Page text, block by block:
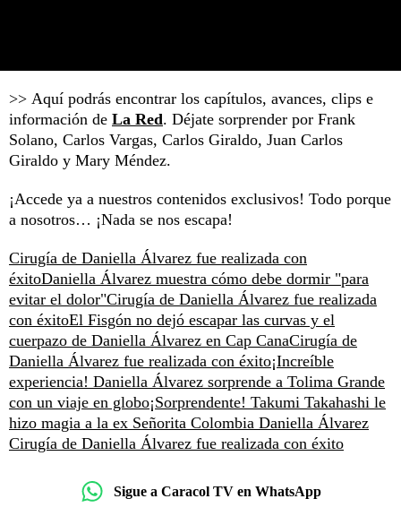
>> Aquí podrás encontrar los capítulos, avances, clips e
información de La Red. Déjate sorprender por Frank
Solano, Carlos Vargas, Carlos Giraldo, Juan Carlos
Giraldo y Mary Méndez.
¡Accede ya a nuestros contenidos exclusivos! Todo porque
a nosotros… ¡Nada se nos escapa!
Cirugía de Daniella Álvarez fue realizada con
éxitoDaniella Álvarez muestra cómo debe dormir "para
evitar el dolor"Cirugía de Daniella Álvarez fue realizada
con éxitoEl Fisgón no dejó escapar las curvas y el
cuerpazo de Daniella Álvarez en Cap CanaCirugía de
Daniella Álvarez fue realizada con éxito¡Increíble
experiencia! Daniella Álvarez sorprende a Tolima Grande
con un viaje en globo¡Sorprendente! Takumi Takahashi le
hizo magia a la ex Señorita Colombia Daniella Álvarez
Cirugía de Daniella Álvarez fue realizada con éxito
Sigue a Caracol TV en WhatsApp